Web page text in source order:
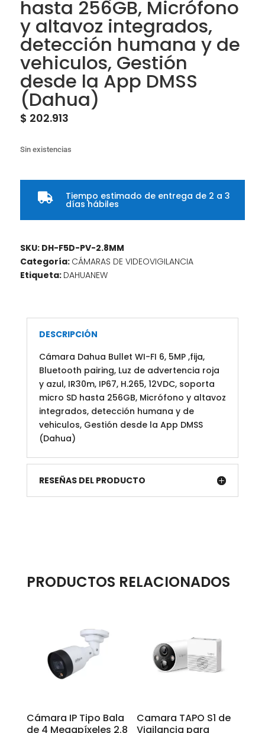
hasta 256GB, Micrófono
y altavoz integrados,
detección humana y de
vehiculos, Gestión
desde la App DMSS
(Dahua)
$ 202.913
Sin existencias
 Tiempo estimado de entrega de 2 a 3
días hábiles
SKU: DH-F5D-PV-2.8MM
Categoría: CÁMARAS DE VIDEOVIGILANCIA
Etiqueta: DAHUANEW
DESCRIPCIÓN
Cámara Dahua Bullet WI-FI 6, 5MP ,fija,
Bluetooth pairing, Luz de advertencia roja
y azul, IR30m, IP67, H.265, 12VDC, soporta
micro SD hasta 256GB, Micrófono y altavoz
integrados, detección humana y de
vehiculos, Gestión desde la App DMSS
(Dahua)
RESEÑAS DEL PRODUCTO
PRODUCTOS RELACIONADOS
Cámara IP Tipo Bala
de 4 Megapíxeles 2.8
Camara TAPO S1 de
Vigilancia para